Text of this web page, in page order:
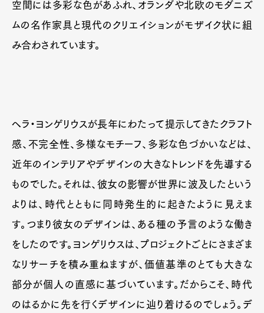
空間には多彩な色があふれ、オランダや北欧のモダニズ
ムの名作家具と現代のクリエイションがモザイク状に組
み合わされています。
ヘラ・ヨンゲリウスが長年にわたって提示してきたクラフト
感、不完全性、多様なモチーフ、多彩な色づかいなどは、
近年のインテリアやデザインの大きなトレンドを先導する
ものでした。それは、彼女の影響が世界に波及したという
よりは、時代とともに同時発生的に起きたように見えま
す。つまり彼女のデザインは、ある種の予言のような働き
をしたのです。ヨンゲリウスは、プロジェクトごとにさまざま
なリサーチを積み重ねますが、価値基準のとても大きな
部分が個人の直感に基づいています。だからこそ、時代
のはるかに先を行くデザインに辿り着けるのでしょう。デ